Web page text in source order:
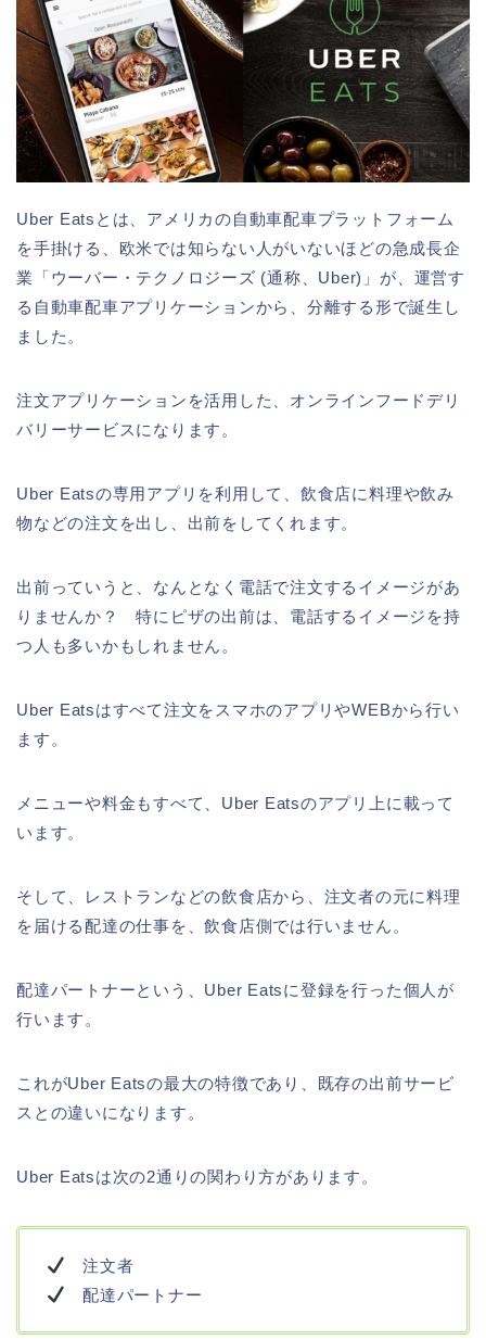
Uber Eatsとは、アメリカの自動車配車プラットフォーム
を手掛ける、欧米では知らない人がいないほどの急成長企
業「ウーバー・テクノロジーズ (通称、Uber)」が、運営す
る自動車配車アプリケーションから、分離する形で誕生し
ました。
注文アプリケーションを活用した、オンラインフードデリ
バリーサービスになります。
Uber Eatsの専用アプリを利用して、飲食店に料理や飲み
物などの注文を出し、出前をしてくれます。
出前っていうと、なんとなく電話で注文するイメージがあ
りませんか？ 特にピザの出前は、電話するイメージを持
つ人も多いかもしれません。
Uber Eatsはすべて注文をスマホのアプリやWEBから行い
ます。
メニューや料金もすべて、Uber Eatsのアプリ上に載って
います。
そして、レストランなどの飲食店から、注文者の元に料理
を届ける配達の仕事を、飲食店側では行いません。
配達パートナーという、Uber Eatsに登録を行った個人が
行います。
これがUber Eatsの最大の特徴であり、既存の出前サービ
スとの違いになります。
Uber Eatsは次の2通りの関わり方があります。
注文者
配達パートナー